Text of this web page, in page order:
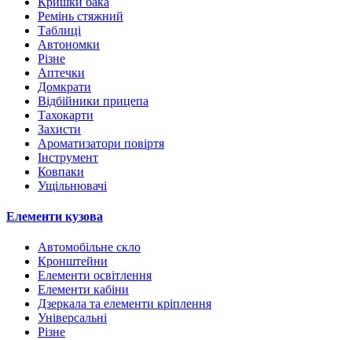
Ремінь стяжний
Таблиці
Автономки
Різне
Аптечки
Домкрати
Відбійники прицепа
Тахокарти
Захисти
Ароматизатори повіртя
Інструмент
Ковпаки
Ущільнювачі
Елементи кузова
Автомобільне скло
Кронштейни
Елементи освітлення
Елементи кабіни
Дзеркала та елементи кріплення
Універсальні
Різне